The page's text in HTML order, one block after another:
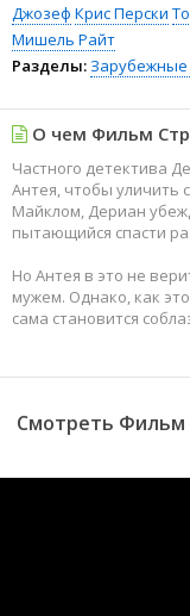
Джозеф Крис Перски
Мишель Райт
Разделы:
О чем Фильм
Частного детектива
Антея, чтобы уличить
Майклом, Дериан
пытающийся спасти
Но Антея в это не
мужем. Однако, как
сама становится
Смотреть Фильм